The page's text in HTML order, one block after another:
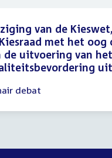
van de
met het
de uitvoering van
debat